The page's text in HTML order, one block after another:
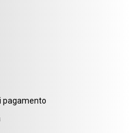
pagamento